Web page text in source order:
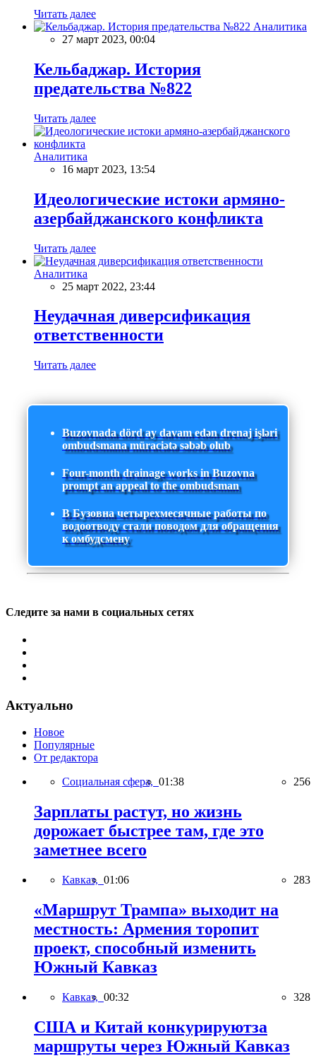
Читать далее
Аналитика
27 март 2023, 00:04
Кельбаджар. История
предательства №822
Читать далее
Аналитика
16 март 2023, 13:54
Идеологические истоки армяно-
азербайджанского конфликта
Читать далее
Аналитика
25 март 2022, 23:44
Неудачная диверсификация
ответственности
Читать далее
Buzovnada dörd ay davam edən drenaj işləri
ombudsmana müraciətə səbəb olub
Four-month drainage works in Buzovna
prompt an appeal to the ombudsman
В Бузовна четырехмесячные работы по
водоотводу стали поводом для обращения
к омбудсмену
Следите за нами в социальных сетях
Актуально
Новое
Популярные
От редактора
Социальная сфера, 01:38 256
Зарплаты растут, но жизнь
дорожает быстрее там, где это
заметнее всего
Кавказ, 01:06 283
«Маршрут Трампа» выходит на
местность: Армения торопит
проект, способный изменить
Южный Кавказ
Кавказ, 00:32 328
США и Китай конкурируютза
маршруты через Южный Кавказ